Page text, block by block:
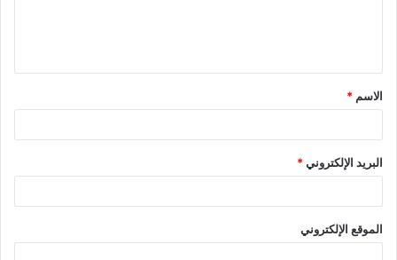
الاسم *
البريد الإلكتروني*
الموقع الإلكتروني